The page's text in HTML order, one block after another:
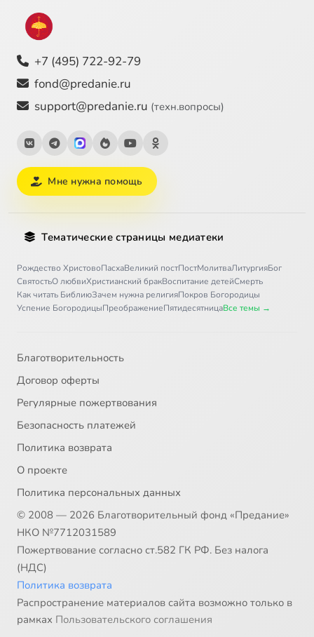
+7 (495) 722-92-79
fond@predanie.ru
support@predanie.ru (техн.вопросы)
Мне нужна помощь
Тематические страницы медиатеки
Рождество ХристовоПасхаВеликий постПостМолитваЛитургияБог
СвятостьО любвиХристианский бракВоспитание детейСмерть
Как читать БиблиюЗачем нужна религияПокров Богородицы
Успение БогородицыПреображениеПятидесятницаВсе темы →
Благотворительность
Договор оферты
Регулярные пожертвования
Безопасность платежей
Политика возврата
О проекте
Политика персональных данных
© 2008 — 2026 Благотворительный фонд «Предание»
НКО №7712031589
Пожертвование согласно ст.582 ГК РФ. Без налога
(НДС)
Политика возврата
Распространение материалов сайта возможно только в
рамках Пользовательского соглашения